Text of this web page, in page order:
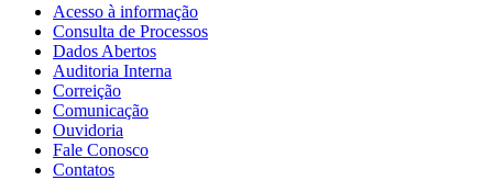
Acesso à informação
Consulta de Processos
Dados Abertos
Auditoria Interna
Correição
Comunicação
Ouvidoria
Fale Conosco
Contatos